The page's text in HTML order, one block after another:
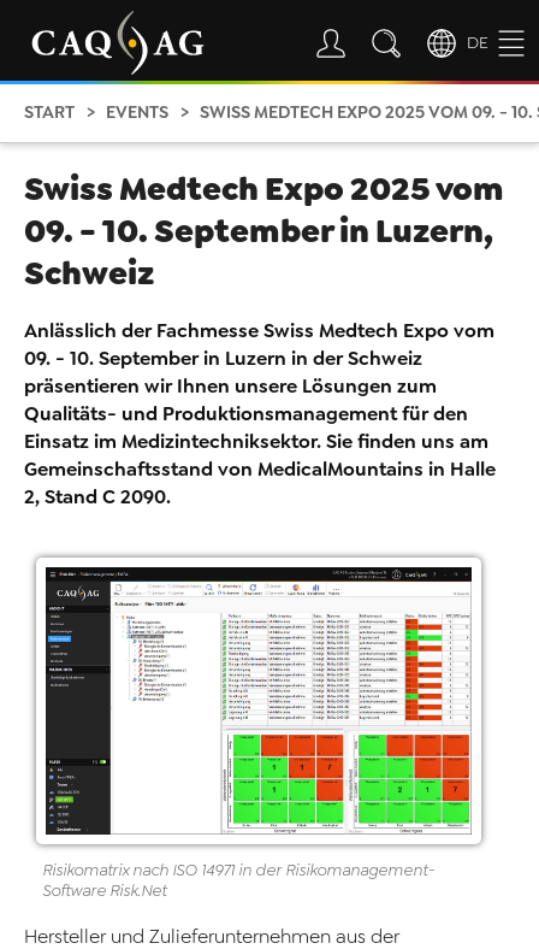
DE
START EVENTS SWISS MEDTECH EXPO 2025 VOM 09. - 10.
Swiss Medtech Expo 2025 vom
09. - 10. September in Luzern,
Schweiz
Anlässlich der Fachmesse Swiss Medtech Expo vom
09. - 10. September in Luzern in der Schweiz
präsentieren wir Ihnen unsere Lösungen zum
Qualitäts- und Produktionsmanagement für den
Einsatz im Medizintechniksektor. Sie finden uns am
Gemeinschaftsstand von MedicalMountains in Halle
2, Stand C 2090.
Risikomatrix nach ISO 14971 in der Risikomanagement-
Software Risk.Net
Hersteller und Zulieferunternehmen aus der